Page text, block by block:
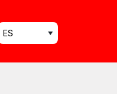
your language